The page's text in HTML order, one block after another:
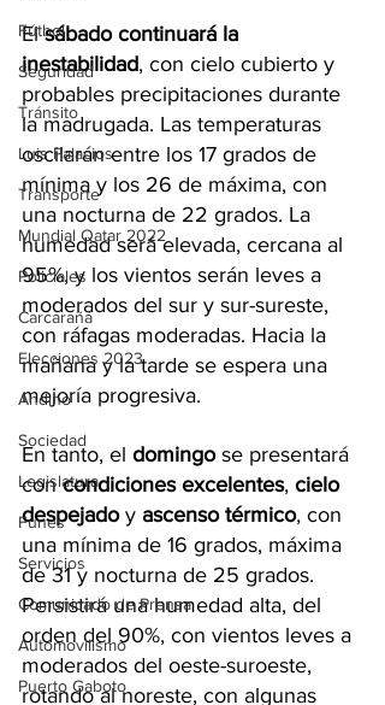
Fútbol
Seguridad
Tránsito
Luis Palacios
Transporte
Mundial Qatar 2022
Policiales
Carcarañá
Elecciones 2023
Andino
Sociedad
Legislatura
Funes
Servicios
Comunicado de Prensa
Automovilismo
Puerto Gaboto
El sábado continuará la
inestabilidad, con cielo cubierto y
probables precipitaciones durante
la madrugada. Las temperaturas
oscilarán entre los 17 grados de
mínima y los 26 de máxima, con
una nocturna de 22 grados. La
humedad será elevada, cercana al
95%, y los vientos serán leves a
moderados del sur y sur-sureste,
con ráfagas moderadas. Hacia la
mañana y la tarde se espera una
mejoría progresiva.
En tanto, el domingo se presentará
con condiciones excelentes, cielo
despejado y ascenso térmico, con
una mínima de 16 grados, máxima
de 31 y nocturna de 25 grados.
Persistirá una humedad alta, del
orden del 90%, con vientos leves a
moderados del oeste-suroeste,
rotando al noreste, con algunas